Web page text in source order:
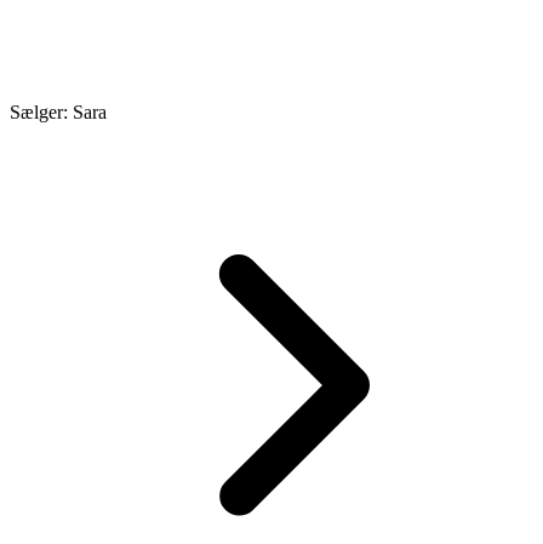
Sælger: Sara